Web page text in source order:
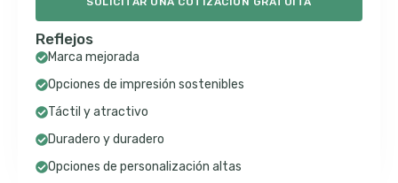
Reflejos
Marca mejorada
Opciones de impresión sostenibles
Táctil y atractivo
Duradero y duradero
Opciones de personalización altas